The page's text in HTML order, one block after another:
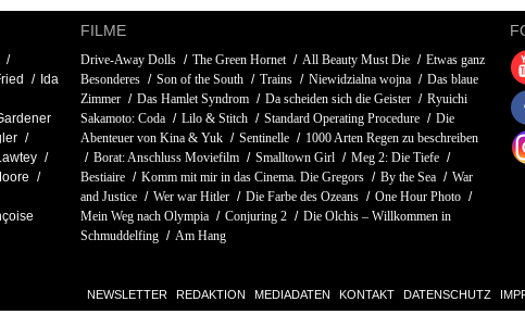
Ida
FILME
Drive-Away Dolls The Green Hornet All Beauty Must Die
Etwas ganz
Besonderes
Son of the South Trains Niewidzialna wojna
Das blaue
Zimmer
Das Hamlet Syndrom Da scheiden sich die Geister
Ryuichi
Sakamoto: Coda
Lilo & Stitch Standard Operating Procedure
Die
Abenteuer von Kina & Yuk
Sentinelle
1000 Arten Regen zu beschreiben
Borat: Anschluss Moviefilm
Smalltown Girl
Meg 2: Die Tiefe
Bestiaire
Komm mit mir in das Cinema. Die Gregors By the Sea
War
and Justice
Wer war Hitler Die Farbe des Ozeans
One Hour Photo
Mein Weg nach Olympia
Conjuring 2
Die Olchis – Willkommen in
Schmuddelfing
Am Hang
NEWSLETTER REDAKTION MEDIADATEN KONTAKT DATENSCHUTZ